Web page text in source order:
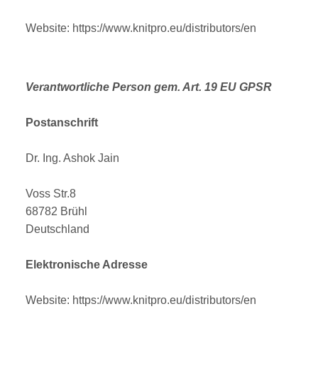
Website: https://www.knitpro.eu/distributors/en
Verantwortliche Person gem. Art. 19 EU GPSR
Postanschrift
Dr. Ing. Ashok Jain
Voss Str.8
68782 Brühl
Deutschland
Elektronische Adresse
Website: https://www.knitpro.eu/distributors/en